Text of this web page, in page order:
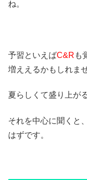
ね。
予習といえばC&R も
増ええるかもしれま
夏らしくて盛り上が
それを中心に聞くと
はずです。